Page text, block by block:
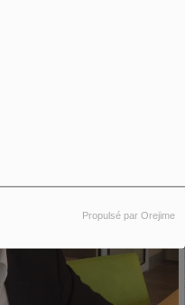
Propulsé par Orejime